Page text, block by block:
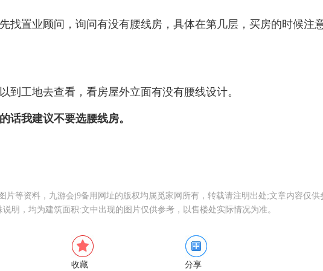
找置业顾问，询问有没有腰线房，具体在第几层，买房的时候注
到工地去查看，看房屋外立面有没有腰线设计。
话我建议不要选腰线房。
片等资料，九游会j9备用网址的版权均属觅家网所有，转载请注明出处;文章内容仅供
明，均为建筑面积:文中出现的图片仅供参考，以售楼处实际情况为准。
收藏 分享